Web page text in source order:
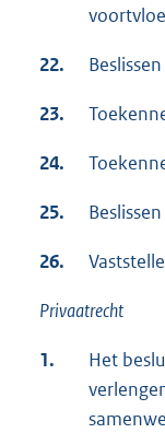
22.
23.
24.
25.
26.
Privaatrecht
1.
Het